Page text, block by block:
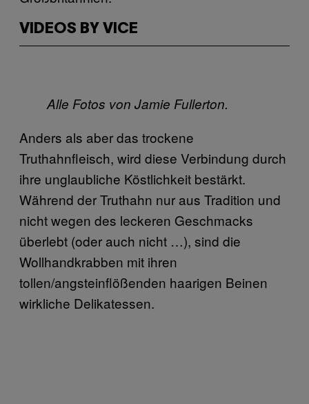
VIDEOS BY VICE
Alle Fotos von Jamie Fullerton.
Anders als aber das trockene
Truthahnfleisch, wird diese Verbindung durch
ihre unglaubliche Köstlichkeit bestärkt.
Während der Truthahn nur aus Tradition und
nicht wegen des leckeren Geschmacks
überlebt (oder auch nicht …), sind die
Wollhandkrabben mit ihren
tollen/angsteinflößenden haarigen Beinen
wirkliche Delikatessen.